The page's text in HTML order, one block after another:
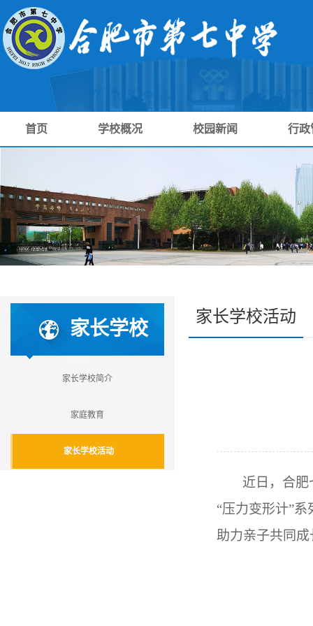
首页 学校概况 校园新闻 行政
家长学校
家长学校简介
家庭教育
家长学校活动
家长学校活动
近日，合
“压力变形计”
助力亲子共同成